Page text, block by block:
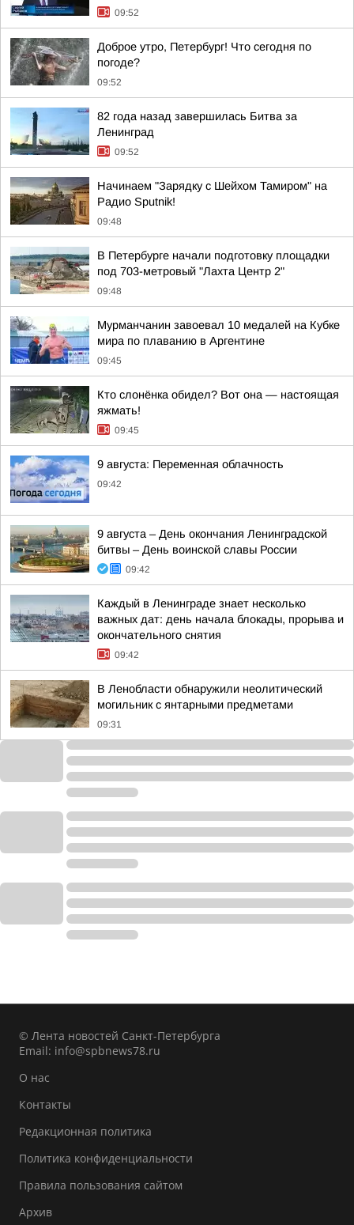
09:52
Доброе утро, Петербург! Что сегодня по
погоде?
09:52
82 года назад завершилась Битва за
Ленинград
09:52
Начинаем "Зарядку с Шейхом Тамиром" на
Радио Sputnik!
09:48
В Петербурге начали подготовку площадки
под 703-метровый "Лахта Центр 2"
09:48
Мурманчанин завоевал 10 медалей на Кубке
мира по плаванию в Аргентине
09:45
Кто слонёнка обидел? Вот она — настоящая
яжмать!
09:45
9 августа: Переменная облачность
09:42
9 августа – День окончания Ленинградской
битвы – День воинской славы России
09:42
Каждый в Ленинграде знает несколько
важных дат: день начала блокады, прорыва и
окончательного снятия
09:42
В Ленобласти обнаружили неолитический
могильник с янтарными предметами
09:31
© Лента новостей Санкт-Петербурга
Email: info@spbnews78.ru
О нас
Контакты
Редакционная политика
Политика конфиденциальности
Правила пользования сайтом
Архив